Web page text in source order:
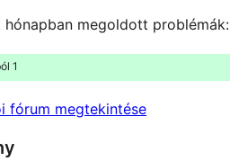
hónapban megoldott problémák:
1
fórum megtekintése